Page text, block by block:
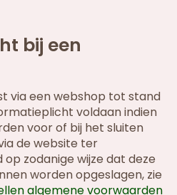
bij een
via een webshop tot stand
voldaan indien
voor of bij het sluiten
de website ter
zodanige wijze dat deze
worden opgeslagen, zie
algemene voorwaarden